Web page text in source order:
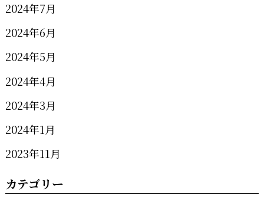
2024年7月
2024年6月
2024年5月
2024年4月
2024年3月
2024年1月
2023年11月
カテゴリー